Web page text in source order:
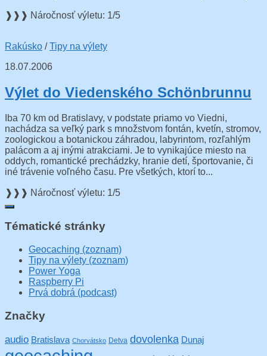
❱❱❱ Náročnosť výletu: 1/5
Rakúsko /Tipy na výlety
18.07.2006
Výlet do Viedenského Schönbrunnu
Iba 70 km od Bratislavy, v podstate priamo vo Viedni,
nachádza sa veľký park s množstvom fontán, kvetín, stromov,
zoologickou a botanickou záhradou, labyrintom, rozľahlým
palácom a aj inými atrakciami. Je to vynikajúce miesto na
oddych, romantické prechádzky, hranie detí, športovanie, či
iné trávenie voľného času. Pre všetkých, ktorí to...
❱❱❱ Náročnosť výletu: 1/5
Tématické stránky
Geocaching (zoznam)
Tipy na výlety (zoznam)
Power Yoga
Raspberry Pi
Prvá dobrá (podcast)
Značky
audio Bratislava Chorvátsko Detva dovolenka Dunaj